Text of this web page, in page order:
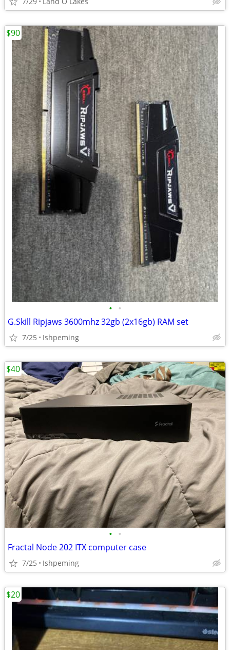
• •
G.Skill Ripjaws 3600mhz 32gb (2x16gb) RAM set
7/25 Ishpeming
$90
• •
Fractal Node 202 ITX computer case
7/25 Ishpeming
$40
$20